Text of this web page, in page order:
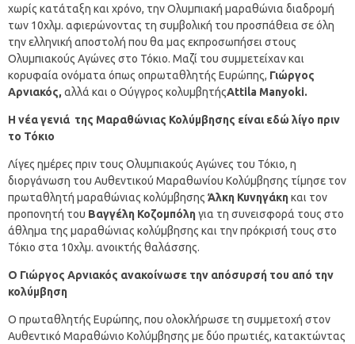
χωρίς κατάταξη και χρόνο, την Ολυμπιακή μαραθώνια διαδρομή
των 10χλμ. αφιερώνοντας τη συμβολική του προσπάθεια σε όλη
την ελληνική αποστολή που θα μας εκπροσωπήσει στους
Ολυμπιακούς Αγώνες στο Τόκιο. Μαζί του συμμετείχαν και
κορυφαία ονόματα όπως οπρωταθλητής Ευρώπης, Γιώργος
Αρνιακός, αλλά και ο Ούγγρος κολυμβητήςAttila Manyoki.
Η νέα γενιά της Μαραθώνιας Κολύμβησης είναι εδώ λίγο πριν
το Τόκιο
Λίγες ημέρες πριν τους Ολυμπιακούς Αγώνες του Τόκιο, η
διοργάνωση του Αυθεντικού Μαραθωνίου Κολύμβησης τίμησε τον
πρωταθλητή μαραθώνιας κολύμβησης Άλκη Κυνηγάκη και τον
προπονητή του Βαγγέλη Κοζομπόλη για τη συνεισφορά τους στο
άθλημα της μαραθώνιας κολύμβησης και την πρόκρισή τους στο
Τόκιο στα 10χλμ. ανοικτής θαλάσσης.
Ο Γιώργος Αρνιακός ανακοίνωσε την απόσυρσή του από την
κολύμβηση
Ο πρωταθλητής Ευρώπης, που ολοκλήρωσε τη συμμετοχή στον
Αυθεντικό Μαραθώνιο Κολύμβησης με δύο πρωτιές, κατακτώντας